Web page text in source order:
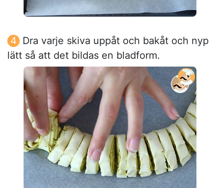
Dra varje skiva uppåt och bakåt och nyp
lätt så att det bildas en bladform.